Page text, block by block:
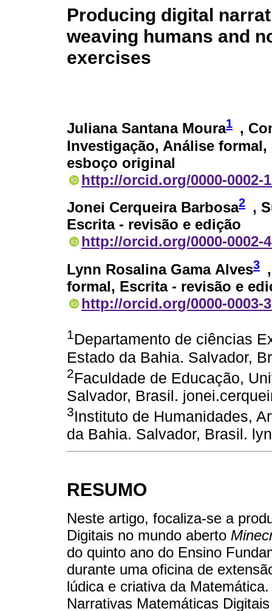
Producing digital
weaving humans and
exercises
Juliana Santana Moura1 ,
Investigação, Análise
esboço original
http://orcid.org/0000-0002-
Jonei Cerqueira Barbosa2 ,
Escrita - revisão e edição
http://orcid.org/0000-0002-
Lynn Rosalina Gama Alves3
formal, Escrita - revisão e
http://orcid.org/0000-0003-
1Departamento de ciências
Estado da Bahia. Salvador,
2Faculdade de Educação,
Salvador, Brasil.
3Instituto de Humanidades,
da Bahia. Salvador, Brasil.
RESUMO
Neste artigo, focaliza-se a
Digitais no mundo aberto
do quinto ano do Ensino
durante uma oficina de
lúdica e criativa da
Narrativas Matemáticas